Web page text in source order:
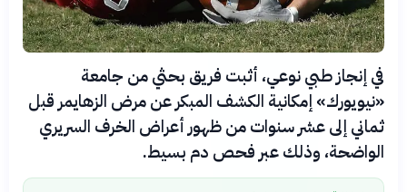
في إنجاز طبي نوعي، أثبت فريق بحثي من جامعة
«نيويورك» إمكانية الكشف المبكر عن مرض الزهايمر قبل
ثماني إلى عشر سنوات من ظهور أعراض الخرف السريري
الواضحة، وذلك عبر فحص دم بسيط.